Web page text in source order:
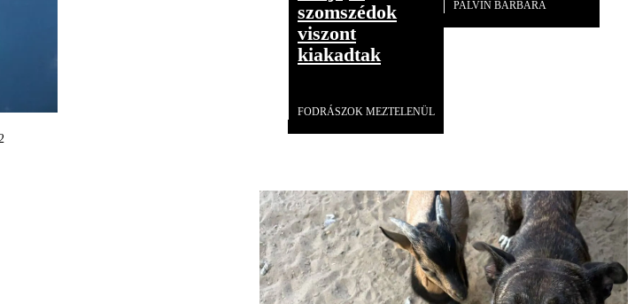
szomszédok
viszont
kiakadtak
FODRÁSZOK MEZTELENÜL
PALVIN BARBARA